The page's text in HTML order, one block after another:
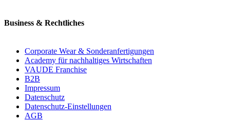
Business & Rechtliches
Corporate Wear & Sonderanfertigungen
Academy für nachhaltiges Wirtschaften
VAUDE Franchise
B2B
Impressum
Datenschutz
Datenschutz-Einstellungen
AGB